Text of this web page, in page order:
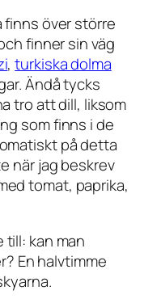
finns över större
finner sin väg
,turkiska dolma
Ändå tycks
tro att dill, liksom
som finns i de
på detta
när jag beskrev
tomat, paprika,
till: kan man
En halvtimme